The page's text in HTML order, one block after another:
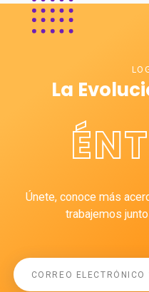
La
Únete, conoce más
trabajemos